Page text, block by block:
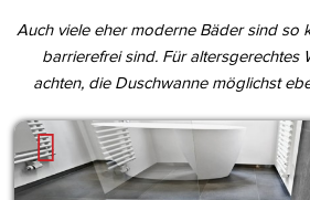
Auch viele eher moderne Bäder sind so
barrierefrei sind. Für altersgerechtes
achten, die Duschwanne möglichst